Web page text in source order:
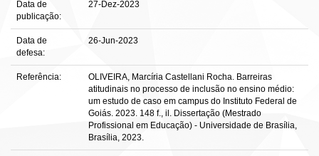
Data de
publicação:
27-Dez-2023
Data de
defesa:
26-Jun-2023
Referência:
OLIVEIRA, Marcíria Castellani Rocha. Barreiras
atitudinais no processo de inclusão no ensino médio:
um estudo de caso em campus do Instituto Federal de
Goiás. 2023. 148 f., il. Dissertação (Mestrado
Profissional em Educação) - Universidade de Brasília,
Brasília, 2023.